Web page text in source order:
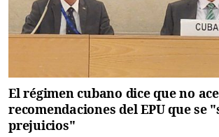
El régimen cubano dice que no
recomendaciones del EPU que se
prejuicios"